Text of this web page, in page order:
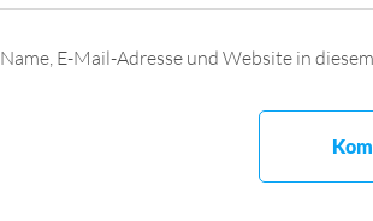
Name, E-Mail-Adresse und Website in